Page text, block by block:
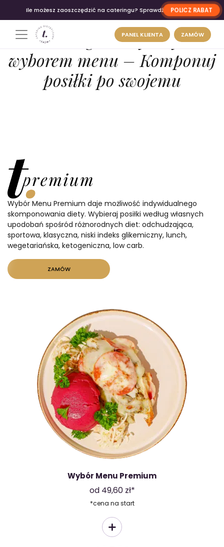
Ile możesz zaoszczędzić na cateringu? Sprawdź POLICZ RABAT
PANEL KLIENTA ZAMÓW
Catering dietetyczny z
wyborem menu – Komponuj
posiłki po swojemu
Wybór Menu Premium daje możliwość indywidualnego
skomponowania diety. Wybieraj posiłki według własnych
upodobań spośród różnorodnych diet: odchudzająca,
sportowa, klasyczna, niski indeks glikemiczny, lunch,
wegetariańska, ketogeniczna, low carb.
ZAMÓW
Wybór Menu Premium
od 49,60 zł*
*cena na start